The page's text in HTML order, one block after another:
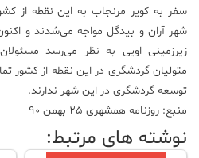
سفر به کویر مرنجاب به این نقطه از
شهر آران و بیدگل مواجه می‌شدند و
زیرزمینی اویی به نظر می‌رسد
متولیان گردشگری در این نقطه از کشور
توسعه گردشگری در این شهر ندارند.
منبع: روزنامه همشهری 25 بهمن 90
نوشته های مرتبط: